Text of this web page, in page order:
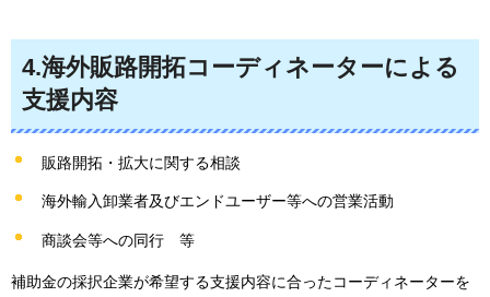
4.海外販路開拓コーディネーターによる
支援内容
販路開拓・拡大に関する相談
海外輸入卸業者及びエンドユーザー等への営業活動
商談会等への同行 等
補助金の採択企業が希望する支援内容に合ったコーディネーターを